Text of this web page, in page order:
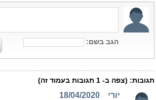
הגב בשם:
תגובות: (צפה ב- 1 תגובות בעמוד זה)
יורי
18/04/2020